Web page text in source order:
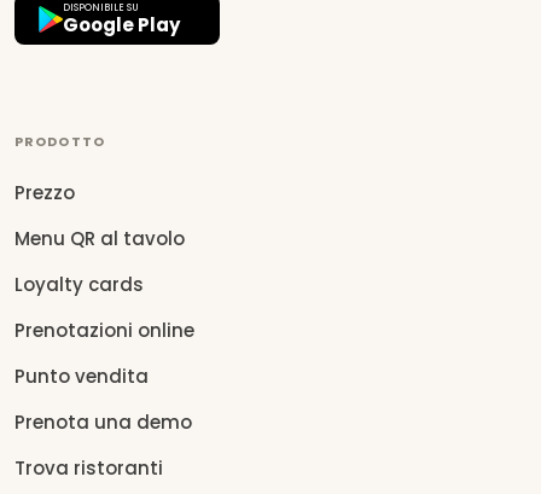
DISPONIBILE SU
Google Play
PRODOTTO
Prezzo
Menu QR al tavolo
Loyalty cards
Prenotazioni online
Punto vendita
Prenota una demo
Trova ristoranti